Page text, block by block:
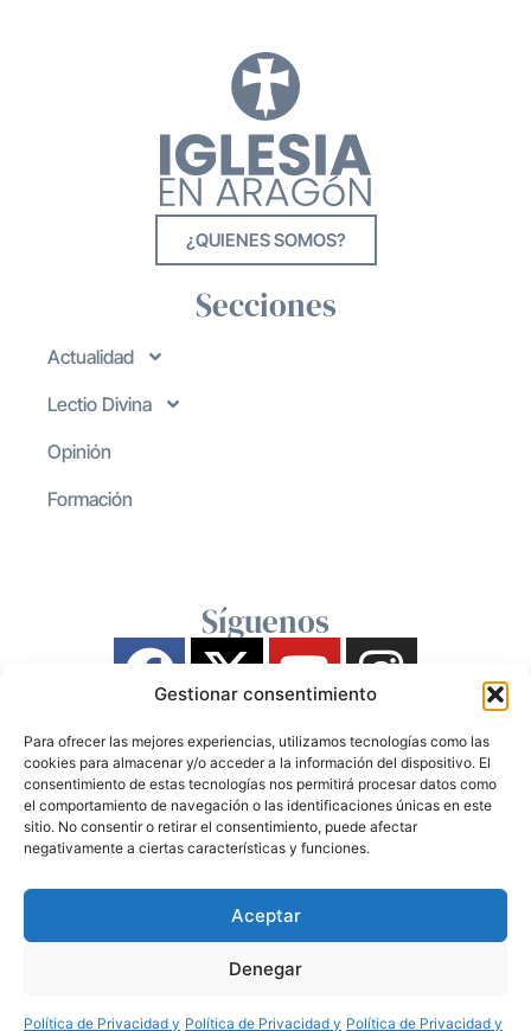
Gestionar consentimiento
Para ofrecer las mejores experiencias, utilizamos tecnologías como las
cookies para almacenar y/o acceder a la información del dispositivo. El
consentimiento de estas tecnologías nos permitirá procesar datos como
el comportamiento de navegación o las identificaciones únicas en este
sitio. No consentir o retirar el consentimiento, puede afectar
negativamente a ciertas características y funciones.
Aceptar
Denegar
Política de Privacidad y Política de Privacidad y Política de Privacidad y
¿QUIENES SOMOS?
Secciones
Actualidad
Lectio Divina
Opinión
Formación
Síguenos